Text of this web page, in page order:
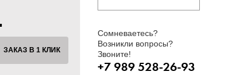
ЗАКАЗ В 1 КЛИК
Сомневаетесь?
Возникли вопросы?
Звоните!
+7 989 528-26-93